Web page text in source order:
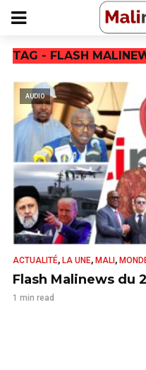
TAG - FLASH
AUDIO
ACTUALITÉ, LA UNE, MALI ,
Flash Malinews du
1 min read